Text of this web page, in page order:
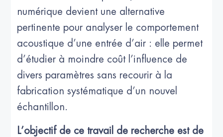
numérique devient une alternative
pertinente pour analyser le comportement
acoustique d’une entrée d’air : elle permet
d’étudier à moindre coût l’influence de
divers paramètres sans recourir à la
fabrication systématique d’un nouvel
échantillon.
L’objectif de ce travail de recherche est de